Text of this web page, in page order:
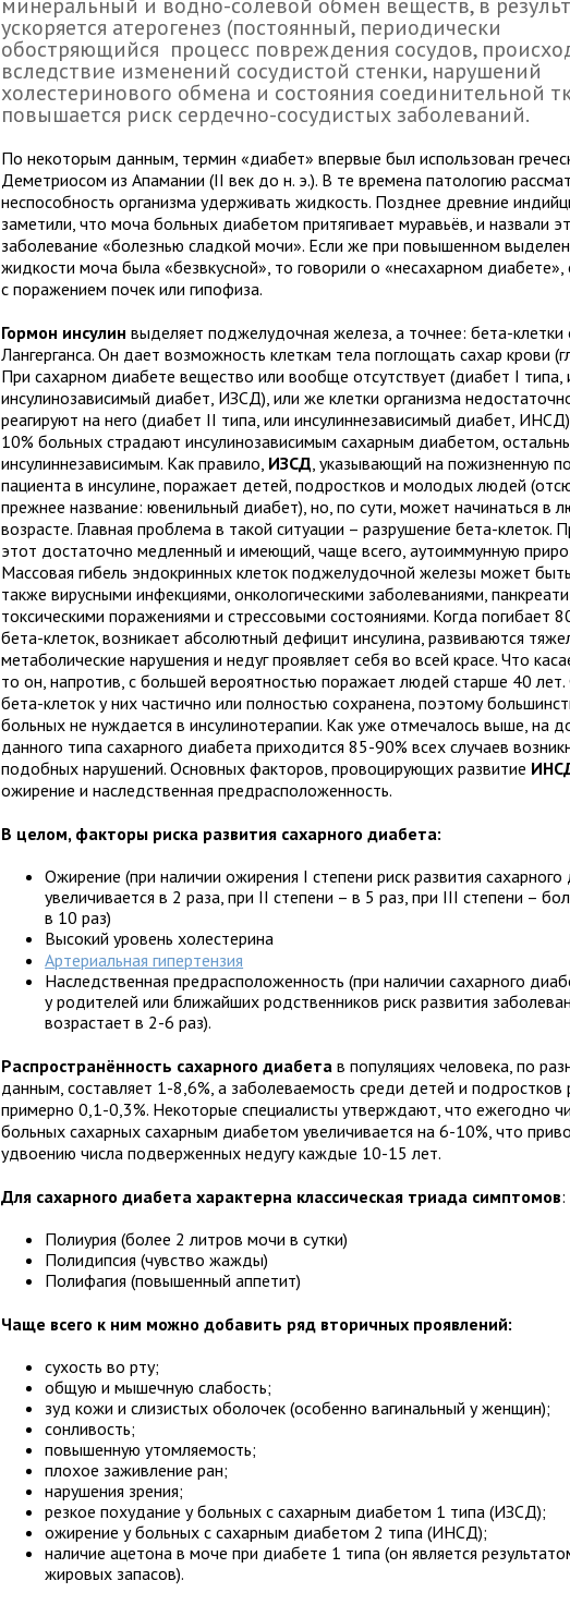
ускоряется атерогенез (постоянный, периодически
обостряющийся процесс повреждения сосудов,
вследствие изменений сосудистой стенки, нарушений
холестеринового обмена и состояния соединительной
повышается риск сердечно-сосудистых заболеваний.
По некоторым данным, термин «диабет» впервые был использован
Деметриосом из Апамании (II век до н. э.). В те времена патологию
неспособность организма удерживать жидкость. Позднее древние
заметили, что моча больных диабетом притягивает муравьёв, и назвали
заболевание «болезнью сладкой мочи». Если же при повышенном
жидкости моча была «безвкусной», то говорили о «несахарном диабете»,
с поражением почек или гипофиза.
Гормон инсулин выделяет поджелудочная железа, а точнее: бета-клетки
Лангерганса. Он дает возможность клеткам тела поглощать сахар крови
При сахарном диабете вещество или вообще отсутствует (диабет I типа,
инсулинозависимый диабет, ИЗСД), или же клетки организма
реагируют на него (диабет II типа, или инсулиннезависимый диабет,
10% больных страдают инсулинозависимым сахарным диабетом,
инсулиннезависимым. Как правило, ИЗСД, указывающий на пожизненную
пациента в инсулине, поражает детей, подростков и молодых людей
прежнее название: ювенильный диабет), но, по сути, может начинаться в
возрасте. Главная проблема в такой ситуации – разрушение бета-клеток.
этот достаточно медленный и имеющий, чаще всего, аутоиммунную
Массовая гибель эндокринных клеток поджелудочной железы может
также вирусными инфекциями, онкологическими заболеваниями,
токсическими поражениями и стрессовыми состояниями. Когда погибает
бета-клеток, возникает абсолютный дефицит инсулина, развиваются
метаболические нарушения и недуг проявляет себя во всей красе. Что
то он, напротив, с большей вероятностью поражает людей старше 40 лет.
бета-клеток у них частично или полностью сохранена, поэтому
больных не нуждается в инсулинотерапии. Как уже отмечалось выше, на
данного типа сахарного диабета приходится 85-90% всех случаев
подобных нарушений. Основных факторов, провоцирующих развитие
ожирение и наследственная предрасположенность.
В целом, факторы риска развития сахарного диабета:
Ожирение (при наличии ожирения I степени риск развития сахарного
увеличивается в 2 раза, при II степени – в 5 раз, при III степени –
в 10 раз)
Высокий уровень холестерина
Артериальная гипертензия
Наследственная предрасположенность (при наличии сахарного
у родителей или ближайших родственников риск развития
возрастает в 2-6 раз).
Распространённость сахарного диабета в популяциях человека, по
данным, составляет 1-8,6%, а заболеваемость среди детей и подростков
примерно 0,1-0,3%. Некоторые специалисты утверждают, что ежегодно
больных сахарных сахарным диабетом увеличивается на 6-10%, что
удвоению числа подверженных недугу каждые 10-15 лет.
Для сахарного диабета характерна классическая триада симптомов:
Полиурия (более 2 литров мочи в сутки)
Полидипсия (чувство жажды)
Полифагия (повышенный аппетит)
Чаще всего к ним можно добавить ряд вторичных проявлений:
сухость во рту;
общую и мышечную слабость;
зуд кожи и слизистых оболочек (особенно вагинальный у женщин);
сонливость;
повышенную утомляемость;
плохое заживление ран;
нарушения зрения;
резкое похудание у больных с сахарным диабетом 1 типа (ИЗСД);
ожирение у больных с сахарным диабетом 2 типа (ИНСД);
наличие ацетона в моче при диабете 1 типа (он является
жировых запасов).